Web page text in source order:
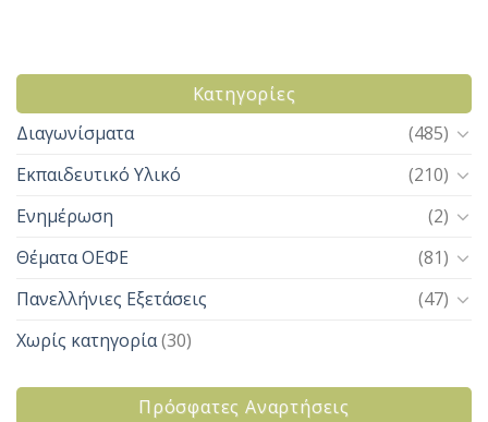
Kατηγορίες
Διαγωνίσματα
(485)
Εκπαιδευτικό Υλικό
(210)
Ενημέρωση
(2)
Θέματα ΟΕΦΕ
(81)
Πανελλήνιες Εξετάσεις
(47)
Χωρίς κατηγορία(30)
Πρόσφατες Αναρτήσεις